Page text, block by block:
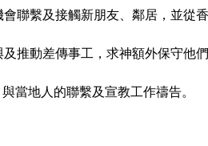
聯繫及接觸新朋友、鄰居，並從
推動差傳事工，求神額外保守他
當地人的聯繫及宣教工作禱告。